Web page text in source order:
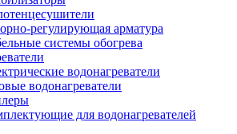
регулирующая арматура
системы обогрева
водонагреватели
водонагреватели
для водонагревателей